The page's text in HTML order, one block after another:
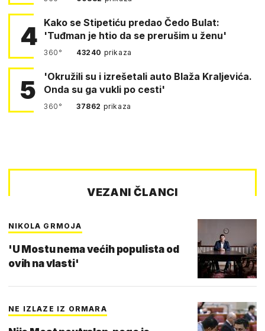
4 Kako se Stipetiću predao Čedo Bulat:
'Tuđman je htio da se prerušim u ženu'
360° 43240 prikaza
5
'Okružili su i izrešetali auto Blaža Kraljevića.
Onda su ga vukli po cesti'
360° 37862 prikaza
VEZANI ČLANCI
NIKOLA GRMOJA
'U Mostu nema većih populista od
ovih na vlasti'
NE IZLAZE IZ ORMARA